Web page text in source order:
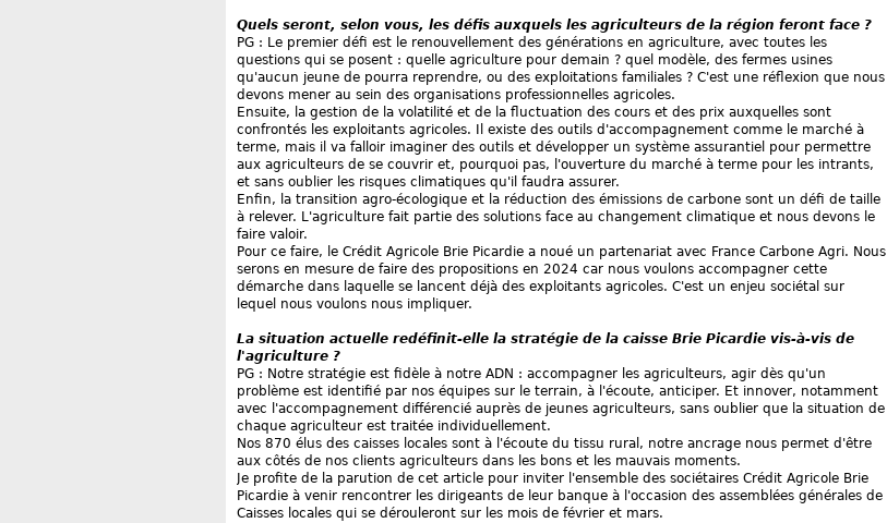
Quels seront, selon vous, les défis auxquels les agriculteurs de la région feront face ?
PG : Le premier défi est le renouvellement des générations en agriculture, avec toutes les
questions qui se posent : quelle agriculture pour demain ? quel modèle, des fermes usines
qu'aucun jeune de pourra reprendre, ou des exploitations familiales ? C'est une réflexion que nous
devons mener au sein des organisations professionnelles agricoles.
Ensuite, la gestion de la volatilité et de la fluctuation des cours et des prix auxquelles sont
confrontés les exploitants agricoles. Il existe des outils d'accompagnement comme le marché à
terme, mais il va falloir imaginer des outils et développer un système assurantiel pour permettre
aux agriculteurs de se couvrir et, pourquoi pas, l'ouverture du marché à terme pour les intrants,
et sans oublier les risques climatiques qu'il faudra assurer.
Enfin, la transition agro-écologique et la réduction des émissions de carbone sont un défi de taille
à relever. L'agriculture fait partie des solutions face au changement climatique et nous devons le
faire valoir.
Pour ce faire, le Crédit Agricole Brie Picardie a noué un partenariat avec France Carbone Agri. Nous
serons en mesure de faire des propositions en 2024 car nous voulons accompagner cette
démarche dans laquelle se lancent déjà des exploitants agricoles. C'est un enjeu sociétal sur
lequel nous voulons nous impliquer.
La situation actuelle redéfinit-elle la stratégie de la caisse Brie Picardie vis-à-vis de
l'agriculture ?
PG : Notre stratégie est fidèle à notre ADN : accompagner les agriculteurs, agir dès qu'un
problème est identifié par nos équipes sur le terrain, à l'écoute, anticiper. Et innover, notamment
avec l'accompagnement différencié auprès de jeunes agriculteurs, sans oublier que la situation de
chaque agriculteur est traitée individuellement.
Nos 870 élus des caisses locales sont à l'écoute du tissu rural, notre ancrage nous permet d'être
aux côtés de nos clients agriculteurs dans les bons et les mauvais moments.
Je profite de la parution de cet article pour inviter l'ensemble des sociétaires Crédit Agricole Brie
Picardie à venir rencontrer les dirigeants de leur banque à l'occasion des assemblées générales de
Caisses locales qui se dérouleront sur les mois de février et mars.